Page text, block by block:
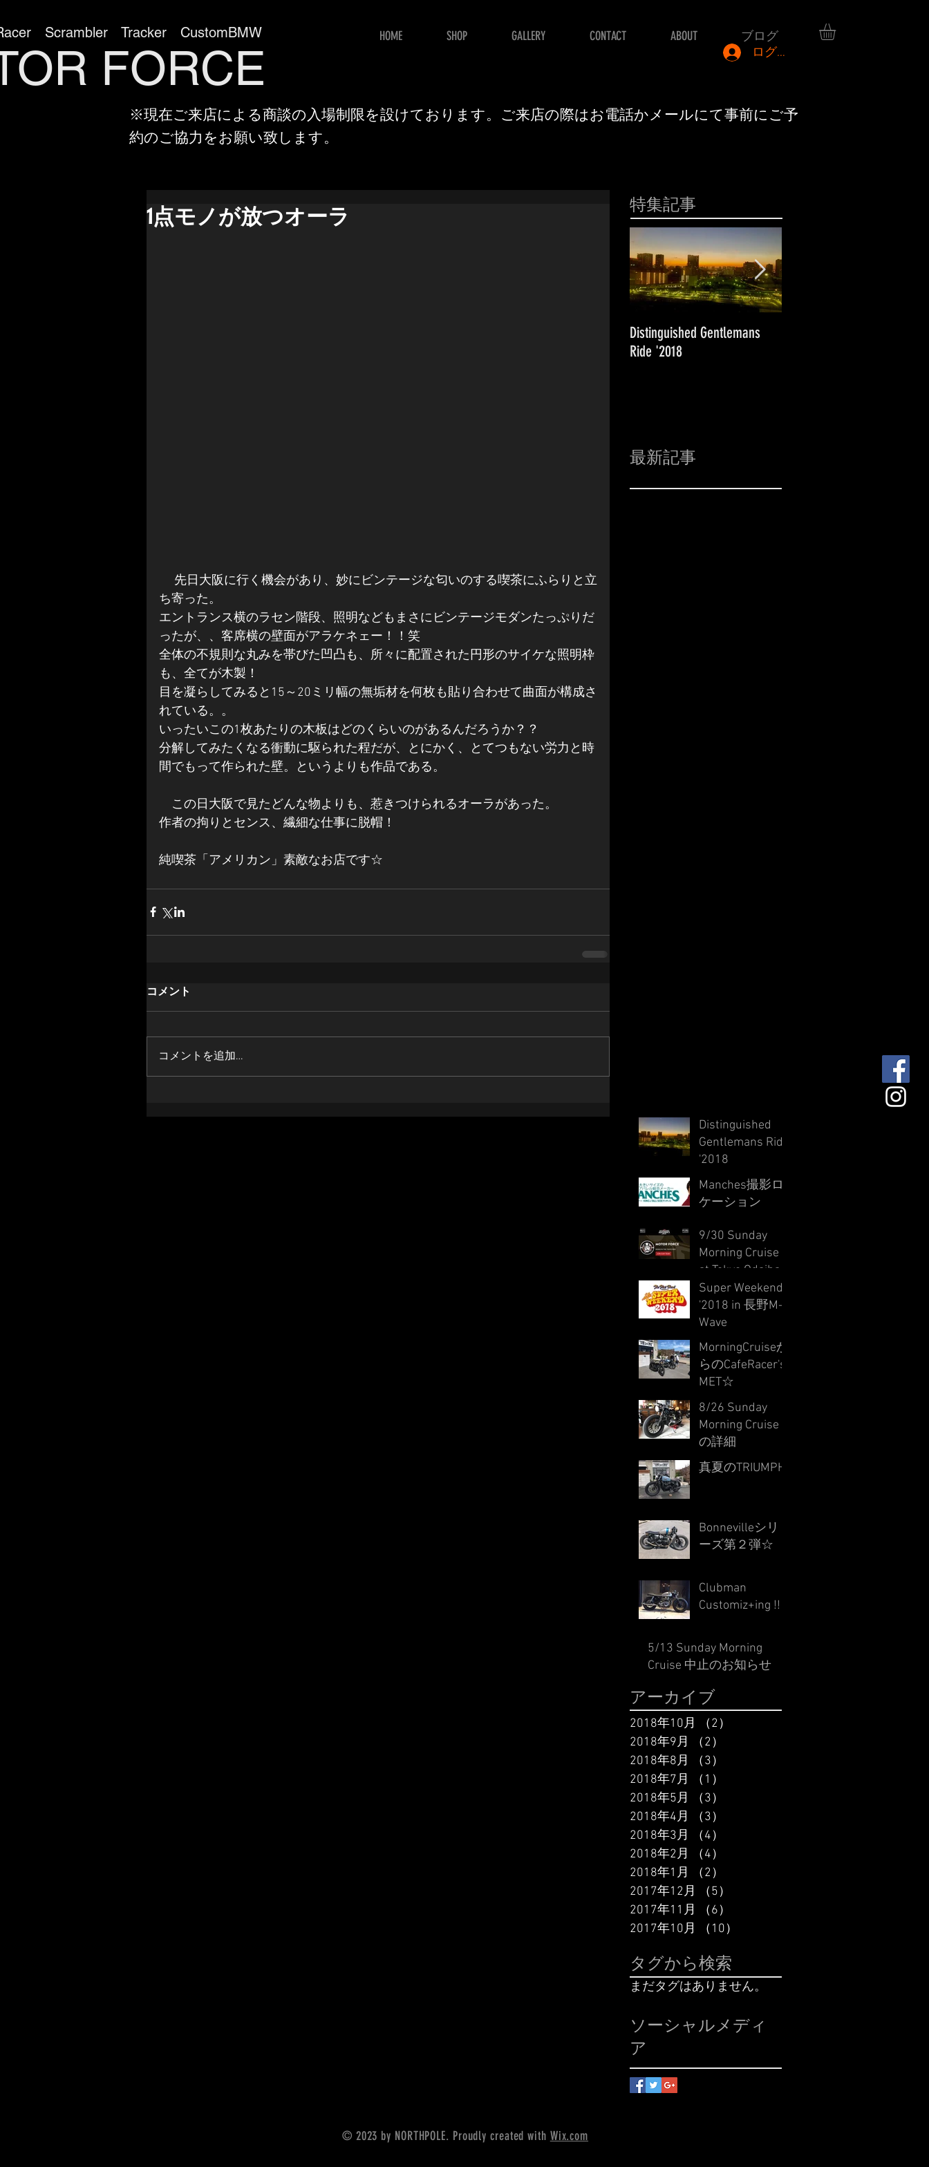
HOME SHOP GALLERY CONTACT ABOUT ブログ
Scrambler Tracker CustomBMW
FORCE ログイン
※現在ご来店による商談の入場制限を設けております。ご来店の際はお電話かメールにて事前にご予
約のご協力をお願い致します。
1点モノが放つオーラ
ち寄った。
エントランス横のラセン階段、照明などもまさにビンテージモダンたっぷりだ
ったが、、客席横の壁面がアラケネェー！！笑
全体の不規則な丸みを帯びた凹凸も、所々に配置された円形のサイケな照明枠
も、全てが木製！
目を凝らしてみると15～20ミリ幅の無垢材を何枚も貼り合わせて曲面が構成さ
れている。。
いったいこの1枚あたりの木板はどのくらいのがあるんだろうか？？
分解してみたくなる衝動に駆られた程だが、とにかく、とてつもない労力と時
間でもって作られた壁。というよりも作品である。
この日大阪で見たどんな物よりも、惹きつけられるオーラがあった。
作者の拘りとセンス、繊細な仕事に脱帽！
純喫茶「アメリカン」素敵なお店です☆
コメント
コメントを追加…
特集記事
Distinguished Gentlemans
Ride '2018
最新記事
Distinguished
Gentlemans Ride
'2018
Manches撮影ロ
ケーション
9/30 Sunday
Morning Cruise
at Tokyo Odaiba
DGR'2018 !
Super Weekend
'2018 in 長野M-
Wave
MorningCruiseか
らのCafeRacer's
MET☆
8/26 Sunday
Morning Cruise
の詳細
真夏のTRIUMPH
Bonnevilleシリ
ーズ第２弾☆
Clubman
Customiz+ing !!
5/13 Sunday Morning
Cruise 中止のお知らせ
アーカイブ
2018年10月 （2）
2018年9月
（2）
2018年8月
（3）
2018年7月
（1）
2018年5月
（3）
2018年4月
（3）
2018年3月
（4）
2018年2月
（4）
2018年1月
（2）
2017年12月
（5）
2017年11月
（6）
2017年10月
（10）
タグから検索
まだタグはありません。
ソーシャルメディ
ア
© 2023 by NORTHPOLE. Proudly created with Wix.com